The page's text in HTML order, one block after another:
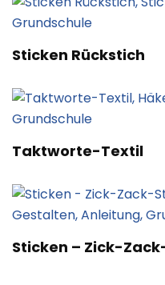
Sticken Rückstich
Taktworte-Textil
Sticken – Zick-